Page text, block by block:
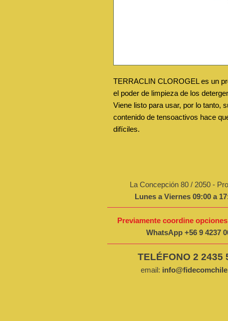
TERRACLIN CLOROGEL es un
el poder de limpieza de los
Viene listo para usar, por lo tanto,
contenido de tensoactivos hace
difíciles.
La Concepción 80 / 2050 -
Lunes a Viernes 09:00 a
Previamente coordine
WhatsApp +56 9 4237
TELÉFONO 2 2435
email: